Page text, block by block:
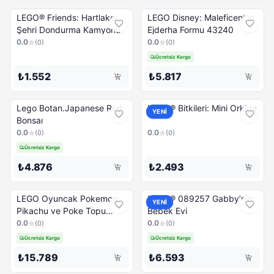
LEGO® Friends: Hartlake
Şehri Dondurma Kamyonu
0.0 (0)
₺1.552
LEGO Disney: Maleficent'in
Ejderha Formu 43240
0.0 (0)
Ücretsiz Kargo
₺5.817
Lego Botan.Japanese Red
Bonsaı
0.0 (0)
Ücretsiz Kargo
₺4.876
YENİ
LEGO® Bitkileri: Mini Orkide
0.0 (0)
₺2.493
LEGO Oyuncak Pokemon:
Pikachu ve Poke Topu
72152
0.0 (0)
Ücretsiz Kargo
₺15.789
YENİ
LEGO® 089257 Gabby’nin
Bebek Evi
0.0 (0)
Ücretsiz Kargo
₺6.593